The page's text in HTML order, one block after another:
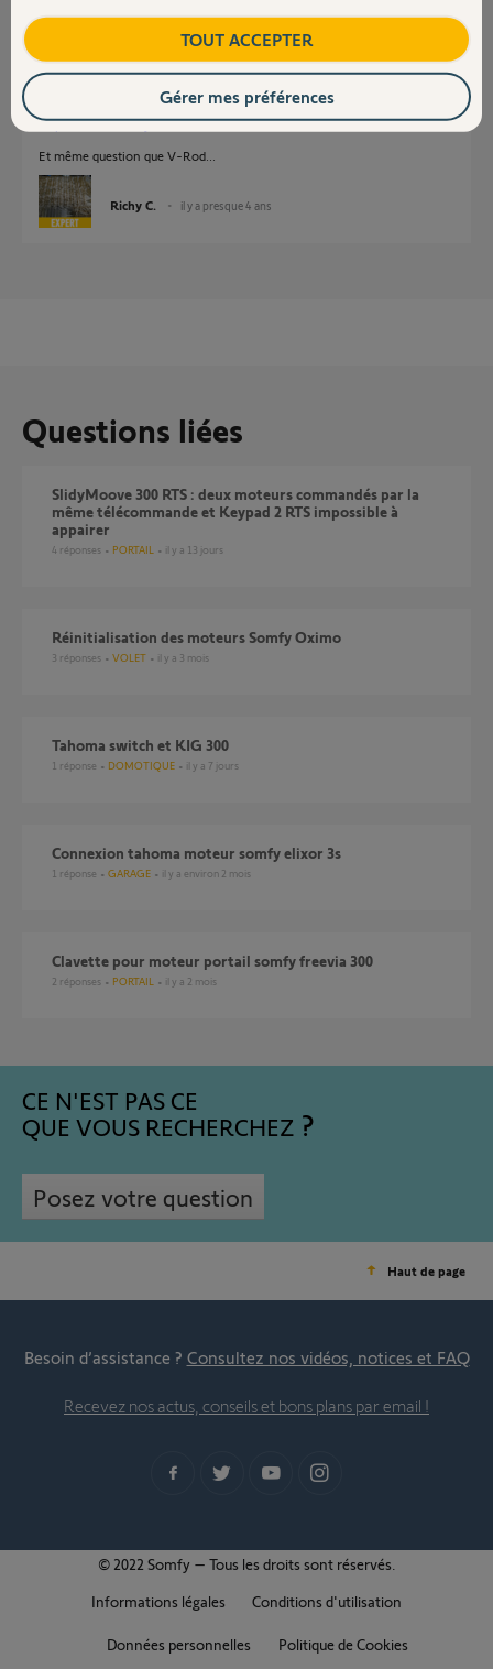
On va supposer que l'appareil est un Freevia 300.
Les infos demandées sont dans la notice >>
https://www.somfy.fr/fr_v5/fr/fr-fr/file.cfm?contentid=26...
Et même question que V-Rod...
Richy C. il y a presque 4 ans
Questions liées
SlidyMoove 300 RTS : deux moteurs commandés par la
même télécommande et Keypad 2 RTS impossible à
appairer
4 réponses PORTAIL il y a 13 jours
Réinitialisation des moteurs Somfy Oximo
3 réponses VOLET il y a 3 mois
Tahoma switch et KIG 300
1 réponse DOMOTIQUE il y a 7 jours
Connexion tahoma moteur somfy elixor 3s
1 réponse GARAGE il y a environ 2 mois
Clavette pour moteur portail somfy freevia 300
2 réponses PORTAIL il y a 2 mois
CE N'EST PAS CE
QUE VOUS RECHERCHEZ
Posez votre question
Haut de page
Besoin d’assistance ? Consultez nos vidéos, notices et FAQ
Recevez nos actus, conseils et bons plans par email !
© 2022 Somfy – Tous les droits sont réservés.
Informations légales
Conditions d'utilisation
Données personnelles Politique de Cookies
TOUT ACCEPTER
Gérer mes préférences